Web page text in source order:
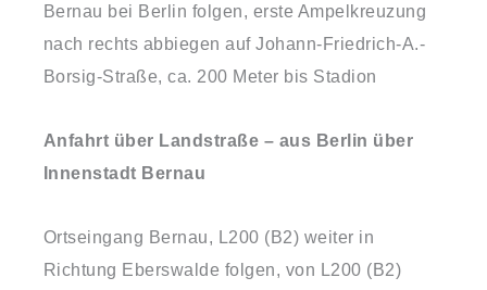
Bernau bei Berlin folgen, erste Ampelkreuzung
nach rechts abbiegen auf Johann-Friedrich-A.-
Borsig-Straße, ca. 200 Meter bis Stadion
Anfahrt über Landstraße – aus Berlin über
Innenstadt Bernau
Ortseingang Bernau, L200 (B2) weiter in
Richtung Eberswalde folgen, von L200 (B2)